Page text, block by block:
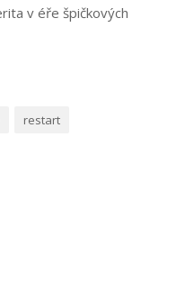
v éře špičkových
restart